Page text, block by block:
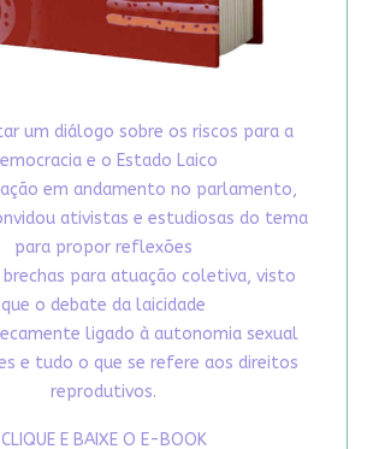
um diálogo sobre os riscos para a
e o Estado Laico
em andamento no parlamento,
ativistas e estudiosas do tema
para propor reflexões
brechas para atuação coletiva, visto
que o debate da laicidade
ligado à autonomia sexual
e tudo o que se refere aos direitos
reprodutivos.
CLIQUE E BAIXE O E-BOOK